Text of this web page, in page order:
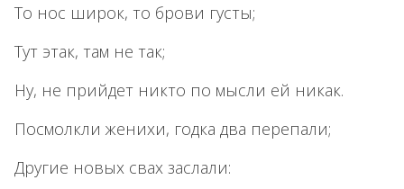
То нос широк, то брови густы;
Тут этак, там не так;
Ну, не прийдет никто по мысли ей никак.
Посмолкли женихи, годка два перепали;
Другие новых свах заслали: